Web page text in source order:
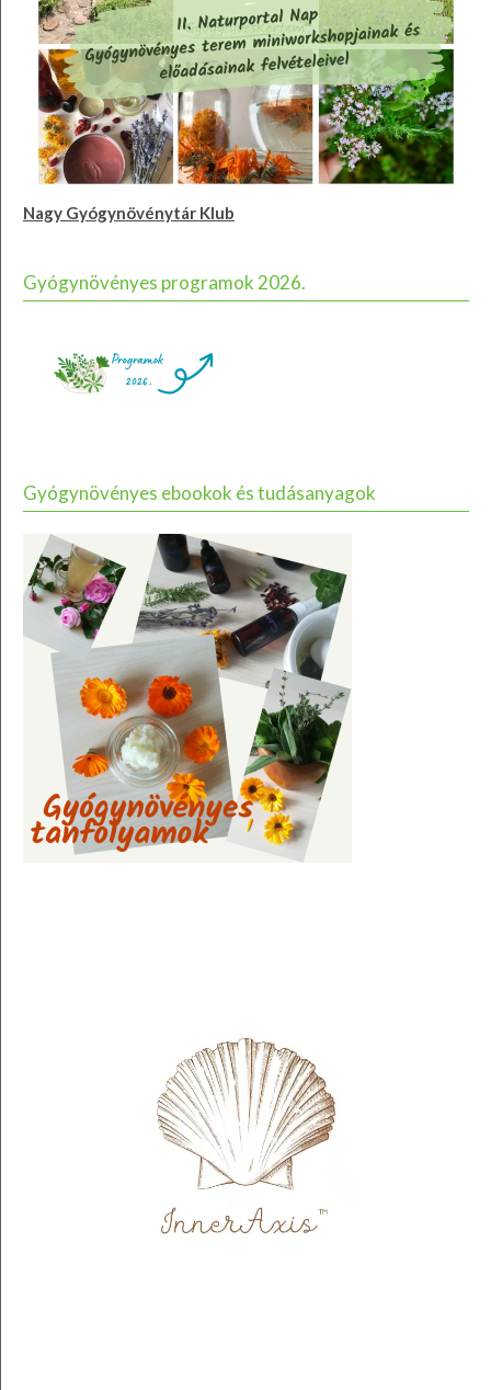
Nagy Gyógynövénytár Klub
Gyógynövényes programok 2026.
Gyógynövényes ebookok és tudásanyagok